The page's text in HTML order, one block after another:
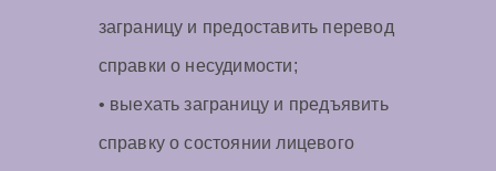
заграницу и предоставить перевод
справки о несудимости;
• выехать заграницу и предъявить
справку о состоянии лицевого